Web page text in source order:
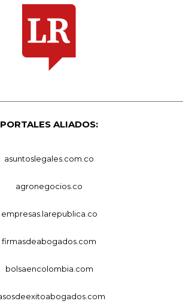
PORTALES ALIADOS:
asuntoslegales.com.co
agronegocios.co
empresas.larepublica.co
firmasdeabogados.com
bolsaencolombia.com